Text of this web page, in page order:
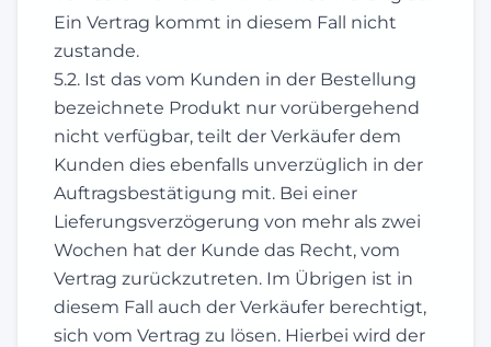
Ein Vertrag kommt in diesem Fall nicht
zustande.
5.2. Ist das vom Kunden in der Bestellung
bezeichnete Produkt nur vorübergehend
nicht verfügbar, teilt der Verkäufer dem
Kunden dies ebenfalls unverzüglich in der
Auftragsbestätigung mit. Bei einer
Lieferungsverzögerung von mehr als zwei
Wochen hat der Kunde das Recht, vom
Vertrag zurückzutreten. Im Übrigen ist in
diesem Fall auch der Verkäufer berechtigt,
sich vom Vertrag zu lösen. Hierbei wird der